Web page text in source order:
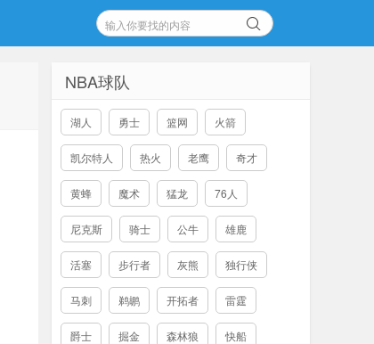
NBA球队
湖人 勇士 篮网 火箭
凯尔特人 热火 老鹰 奇才
黄蜂 魔术 猛龙 76人
尼克斯 骑士 公牛 雄鹿
活塞 步行者 灰熊 独行侠
马刺 鹈鹕 开拓者 雷霆
爵士 掘金 森林狼 快船